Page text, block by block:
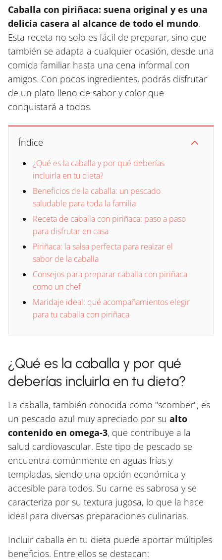
Caballa con piriñaca: suena original y es una
delicia casera al alcance de todo el mundo.
Esta receta no solo es fácil de preparar, sino que
también se adapta a cualquier ocasión, desde una
comida familiar hasta una cena informal con
amigos. Con pocos ingredientes, podrás disfrutar
de un plato lleno de sabor y color que
conquistará a todos.
Índice
¿Qué es la caballa y por qué deberías
incluirla en tu dieta?
Beneficios de la caballa: un pescado
saludable para toda la familia
Receta de caballa con piriñaca: paso a paso
para disfrutar en casa
Piriñaca: la salsa perfecta para realzar el
sabor de la caballa
Consejos para preparar caballa con piriñaca
como un chef
Maridaje ideal: qué acompañamientos elegir
para tu caballa con piriñaca
¿Qué es la caballa y por qué
deberías incluirla en tu dieta?
La caballa, también conocida como "scomber", es
un pescado azul muy apreciado por su alto
contenido en omega-3, que contribuye a la
salud cardiovascular. Este tipo de pescado se
encuentra comúnmente en aguas frías y
templadas, siendo una opción económica y
accesible para todos. Su carne es sabrosa y se
caracteriza por su textura jugosa, lo que la hace
ideal para diversas preparaciones culinarias.
Incluir caballa en tu dieta puede aportar múltiples
beneficios. Entre ellos se destacan: